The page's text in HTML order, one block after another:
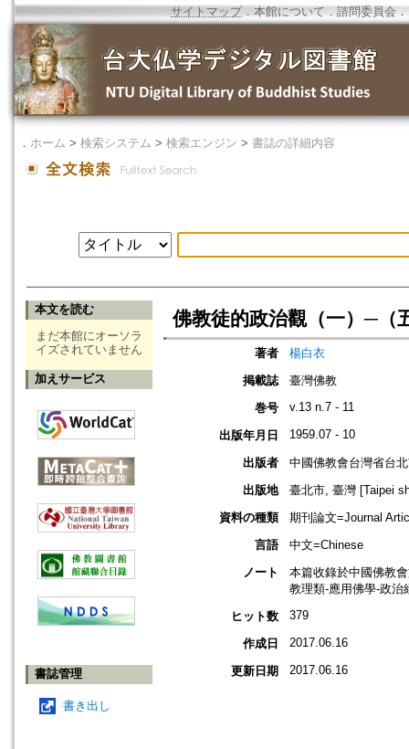
サイトマップ．本館について ． 諮問委員会 ．
． ホーム > 検索システム > 検索エンジン > 書誌の詳細内容
本文を読む
まだ本館にオーソラ
イズされていません
加えサービス
書誌管理
書き出し
佛教徒的政治觀（一）─（
著者
楊白衣
掲載誌
臺灣佛教
巻号
v.13 n.7 - 11
出版年月日 1959.07 - 10
出版者
中國佛教會台灣省台
出版地
臺北市, 臺灣 [Taipei
資料の種類
期刊論文=Journal
言語
中文=Chinese
ノート
本篇收錄於中國佛教
教理類-應用佛學-政治
ヒット数
379
作成日 2017.06.16
更新日期 2017.06.16